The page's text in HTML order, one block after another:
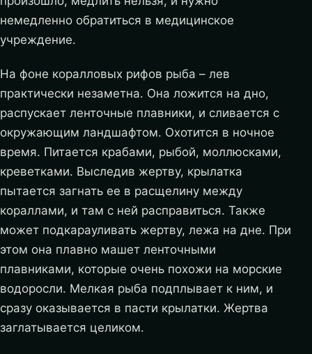
немедленно обратиться в медицинское
учреждение.
На фоне коралловых рифов рыба – лев
практически незаметна. Она ложится на дно,
распускает ленточные плавники, и сливается с
окружающим ландшафтом. Охотится в ночное
время. Питается крабами, рыбой, моллюсками,
креветками. Выследив жертву, крылатка
пытается загнать ее в расщелину между
кораллами, и там с ней расправиться. Также
может подкарауливать жертву, лежа на дне. При
этом она плавно машет ленточными
плавниками, которые очень похожи на морские
водоросли. Мелкая рыба подплывает к ним, и
сразу оказывается в пасти крылатки. Жертва
заглатывается целиком.